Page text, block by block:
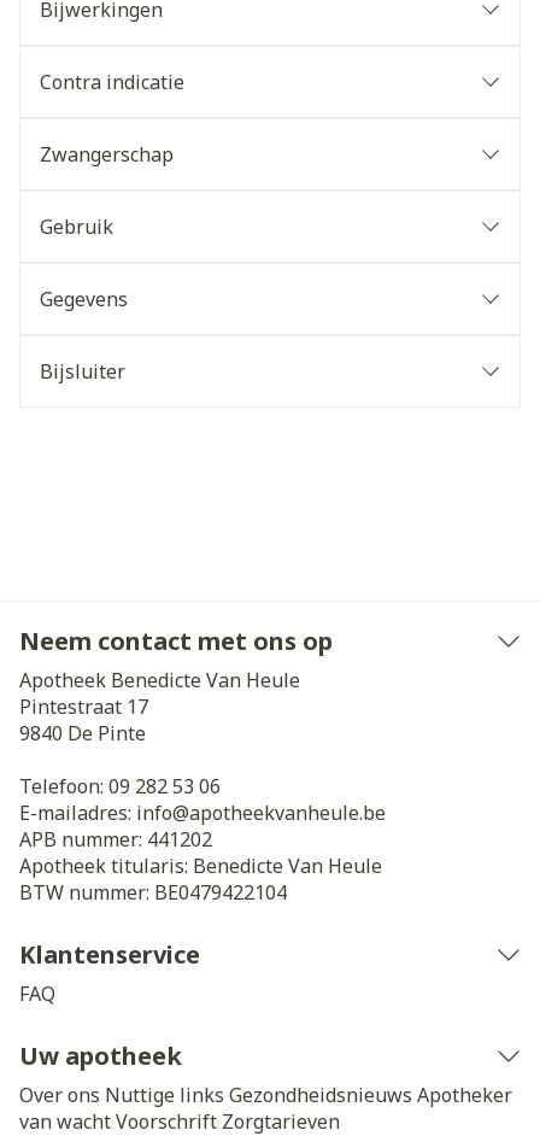
Bijwerkingen
Contra indicatie
Zwangerschap
Gebruik
Gegevens
Bijsluiter
Neem contact met ons op
Apotheek Benedicte Van Heule
Pintestraat 17
9840 De Pinte
Telefoon: 09 282 53 06
E-mailadres: info@apotheekvanheule.be
APB nummer: 441202
Apotheek titularis: Benedicte Van Heule
BTW nummer: BE0479422104
Klantenservice
FAQ
Uw apotheek
Over ons Nuttige links Gezondheidsnieuws Apotheker
van wachtVoorschrift Zorgtarieven